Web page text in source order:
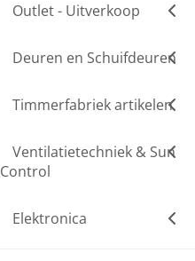
Outlet - Uitverkoop
Deuren en Schuifdeuren
Timmerfabriek artikelen
Ventilatietechniek & Sun
Control
Elektronica